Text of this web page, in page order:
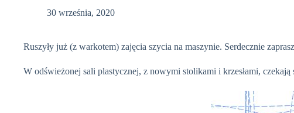
30 września, 2020
Ruszyły już (z warkotem) zajęcia szycia na maszynie. Serdecznie
W odświeżonej sali plastycznej, z nowymi stolikami i krzesłami,